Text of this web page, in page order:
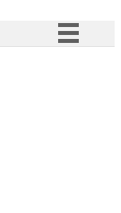
informação